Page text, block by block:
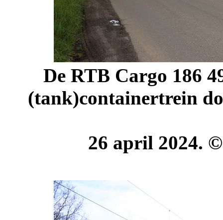
De RTB Cargo 186
(tank)containertrein
26 april 2024.